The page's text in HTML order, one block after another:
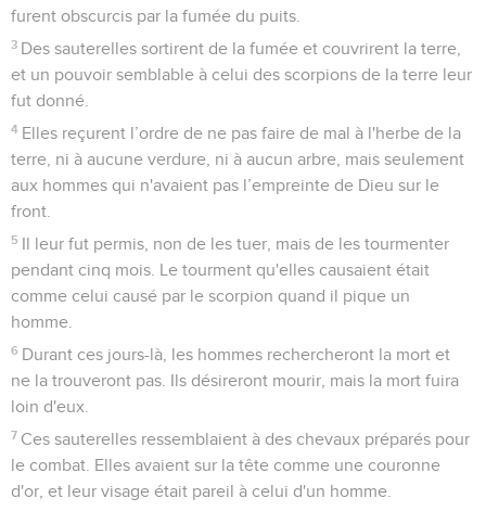
furent obscurcis par la fumée du puits.
3 Des sauterelles sortirent de la fumée et couvrirent la terre,
et un pouvoir semblable à celui des scorpions de la terre leur
fut donné.
4 Elles reçurent l’ordre de ne pas faire de mal à l'herbe de la
terre, ni à aucune verdure, ni à aucun arbre, mais seulement
aux hommes qui n'avaient pas l’empreinte de Dieu sur le
front.
5 Il leur fut permis, non de les tuer, mais de les tourmenter
pendant cinq mois. Le tourment qu'elles causaient était
comme celui causé par le scorpion quand il pique un
homme.
6 Durant ces jours-là, les hommes rechercheront la mort et
ne la trouveront pas. Ils désireront mourir, mais la mort fuira
loin d'eux.
7 Ces sauterelles ressemblaient à des chevaux préparés pour
le combat. Elles avaient sur la tête comme une couronne
d'or, et leur visage était pareil à celui d'un homme.